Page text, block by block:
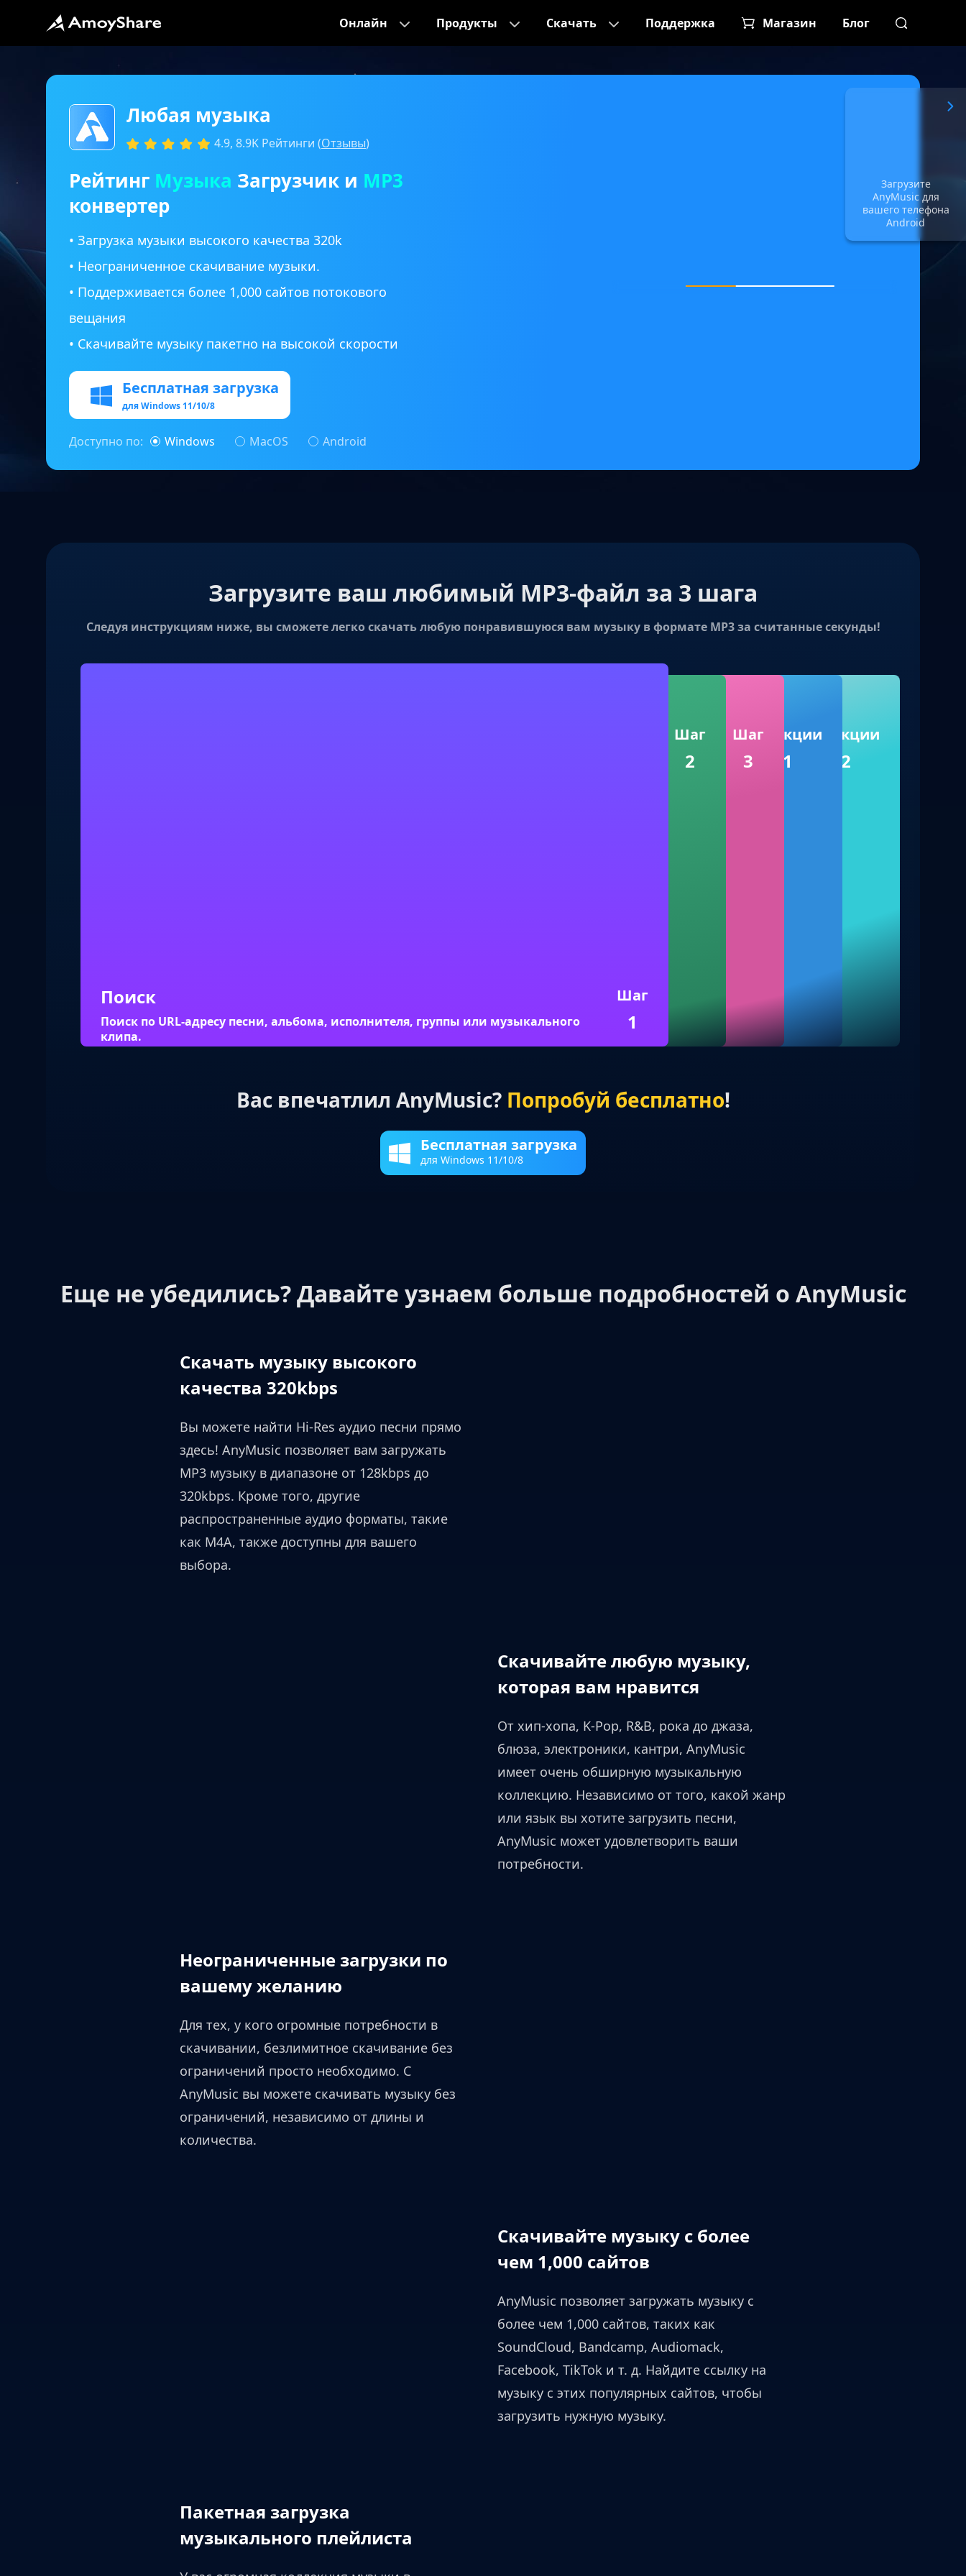
Онлайн Продукты Скачать Поддержка Магазин Блог
Загрузите
AnyMusic для
вашего телефона
Android
Любая музыка
4.9, 8.9K Рейтинги (Отзывы)
Рейтинг Музыка Загрузчик и MP3
конвертер
• Загрузка музыки высокого качества 320k
• Неограниченное скачивание музыки.
• Поддерживается более 1,000 сайтов потокового
вещания
• Скачивайте музыку пакетно на высокой скорости
Бесплатная загрузка
для Windows 11/10/8
Доступно по: Windows MacOS Android
Загрузите ваш любимый MP3-файл за 3 шага
Следуя инструкциям ниже, вы сможете легко скачать любую понравившуюся вам музыку в формате MP3 за считанные секунды!
Поиск
Поиск по URL-адресу песни, альбома, исполнителя, группы или музыкального
клипа.
Шаг
1
Шаг
2
Шаг
3
Функции
1
Функции
2
Вас впечатлил AnyMusic? Попробуй бесплатно!
Бесплатная загрузка
для Windows 11/10/8
Еще не убедились? Давайте узнаем больше подробностей о AnyMusic
Скачать музыку высокого
качества 320kbps
Вы можете найти Hi-Res аудио песни прямо
здесь! AnyMusic позволяет вам загружать
MP3 музыку в диапазоне от 128kbps до
320kbps. Кроме того, другие
распространенные аудио форматы, такие
как M4A, также доступны для вашего
выбора.
Скачивайте любую музыку,
которая вам нравится
От хип-хопа, K-Pop, R&B, рока до джаза,
блюза, электроники, кантри, AnyMusic
имеет очень обширную музыкальную
коллекцию. Независимо от того, какой жанр
или язык вы хотите загрузить песни,
AnyMusic может удовлетворить ваши
потребности.
Неограниченные загрузки по
вашему желанию
Для тех, у кого огромные потребности в
скачивании, безлимитное скачивание без
ограничений просто необходимо. С
AnyMusic вы можете скачивать музыку без
ограничений, независимо от длины и
количества.
Скачивайте музыку с более
чем 1,000 сайтов
AnyMusic позволяет загружать музыку с
более чем 1,000 сайтов, таких как
SoundCloud, Bandcamp, Audiomack,
Facebook, TikTok и т. д. Найдите ссылку на
музыку с этих популярных сайтов, чтобы
загрузить нужную музыку.
Пакетная загрузка
музыкального плейлиста